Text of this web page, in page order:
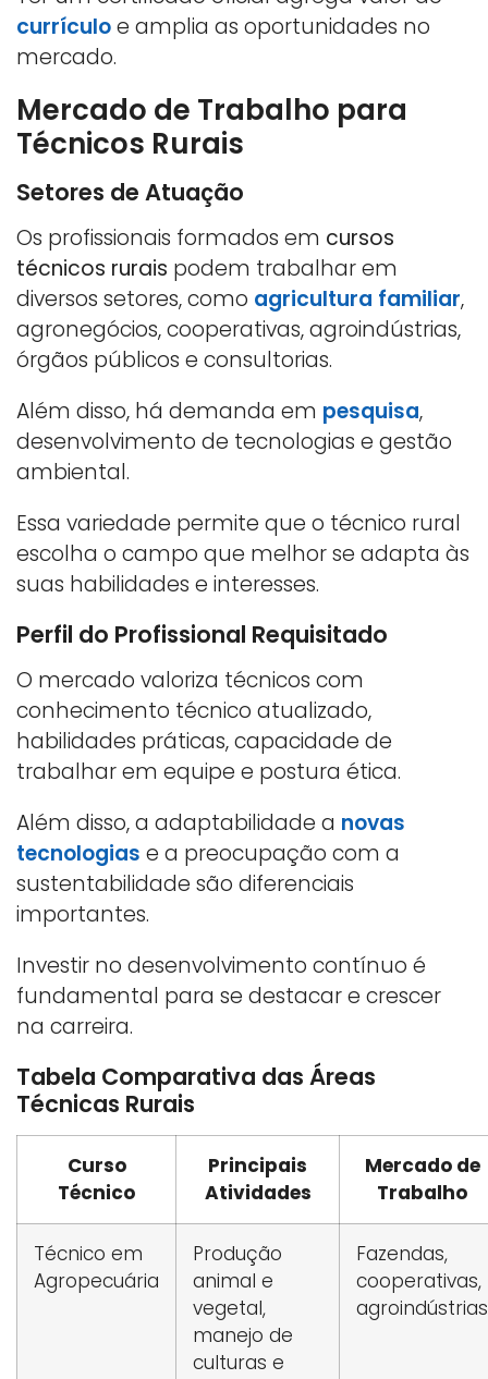
currículoe amplia as oportunidades no
mercado.
Mercado de Trabalho para
Técnicos Rurais
Setores de Atuação
Os profissionais formados em cursos
técnicos rurais podem trabalhar em
diversos setores, como agricultura familiar,
agronegócios, cooperativas, agroindústrias,
órgãos públicos e consultorias.
Além disso, há demanda em pesquisa,
desenvolvimento de tecnologias e gestão
ambiental.
Essa variedade permite que o técnico rural
escolha o campo que melhor se adapta às
suas habilidades e interesses.
Perfil do Profissional Requisitado
O mercado valoriza técnicos com
conhecimento técnico atualizado,
habilidades práticas, capacidade de
trabalhar em equipe e postura ética.
Além disso, a adaptabilidade a novas
tecnologias e a preocupação com a
sustentabilidade são diferenciais
importantes.
Investir no desenvolvimento contínuo é
fundamental para se destacar e crescer
na carreira.
Tabela Comparativa das Áreas
Técnicas Rurais
Curso
Técnico
Principais
Atividades
Mercado de
Trabalho
Técnico em
Agropecuária
Produção
animal e
vegetal,
manejo de
culturas e
Fazendas,
cooperativas,
agroindústrias